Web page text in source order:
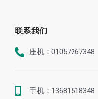
联系我们
座机：01057267348
手机：13681518348